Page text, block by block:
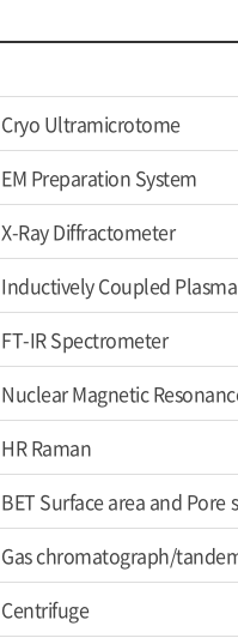
Cryo Ultramicrotome
EM Preparation System
X-Ray Diffractometer
Inductively Coupled
FT-IR Spectrometer
Nuclear Magnetic
HR Raman
BET Surface area and Pore
Gas chromatograph/
Centrifuge